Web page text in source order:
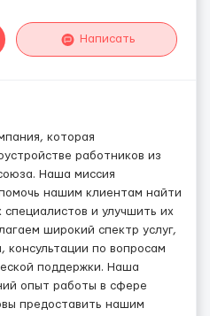
Написать
которая
работников из
Наша миссия
нашим клиентам найти
и улучшить их
широкий спектр услуг,
консультации по вопросам
поддержки. Наша
опыт работы в сфере
предоставить нашим